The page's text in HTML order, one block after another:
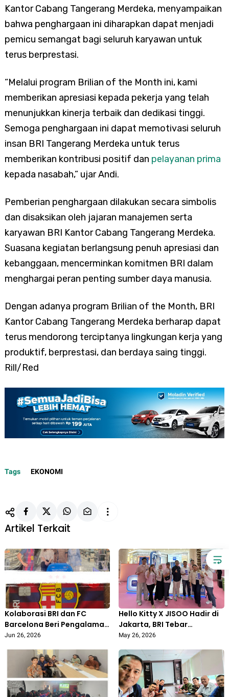
Kantor Cabang Tangerang Merdeka, menyampaikan
bahwa penghargaan ini diharapkan dapat menjadi
pemicu semangat bagi seluruh karyawan untuk
terus berprestasi.
“Melalui program Brilian of the Month ini, kami
memberikan apresiasi kepada pekerja yang telah
menunjukkan kinerja terbaik dan dedikasi tinggi.
Semoga penghargaan ini dapat memotivasi seluruh
insan BRI Tangerang Merdeka untuk terus
memberikan kontribusi positif dan pelayanan prima
kepada nasabah,” ujar Andi.
Pemberian penghargaan dilakukan secara simbolis
dan disaksikan oleh jajaran manajemen serta
karyawan BRI Kantor Cabang Tangerang Merdeka.
Suasana kegiatan berlangsung penuh apresiasi dan
kebanggaan, mencerminkan komitmen BRI dalam
menghargai peran penting sumber daya manusia.
Dengan adanya program Brilian of the Month, BRI
Kantor Cabang Tangerang Merdeka berharap dapat
terus mendorong terciptanya lingkungan kerja yang
produktif, berprestasi, dan berdaya saing tinggi.
Rill/Red
Tags EKONOMI
Artikel Terkait
Kolaborasi BRI dan FC
Barcelona Beri Pengalaman
Baru bagi Pecinta Sepak
Jun 26, 2026
Hello Kitty X JISOO Hadir di
Jakarta, BRI Tebar
Cashback hingga
May 26, 2026